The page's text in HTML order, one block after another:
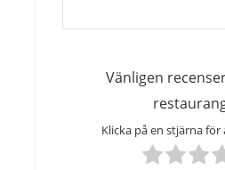
Vänligen
Klicka på en stjärna för